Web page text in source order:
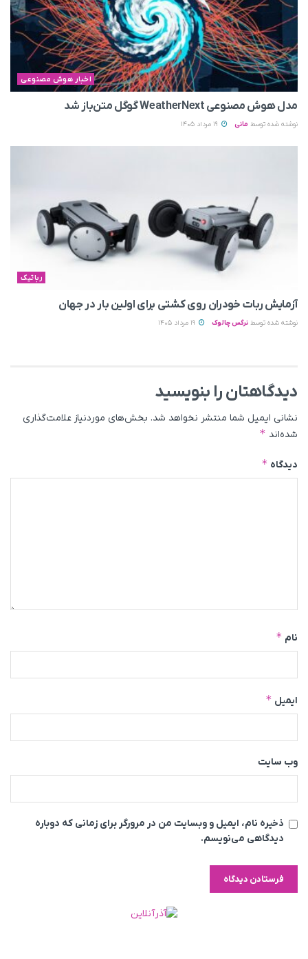
اخبار هوش مصنوعی
مدل هوش مصنوعی WeatherNext گوگل متن‌باز شد
نوشته شده توسط مانی
رباتیک
آزمایش ربات خودران روی کشتی برای اولین بار در جهان
نوشته شده توسط نرگس چالوک
دیدگاهتان را بنویسید
نشانی ایمیل شما منتشر نخواهد شد. بخش‌های موردنیاز علامت‌گذاری
شده‌اند *
دیدگاه *
نام *
ایمیل *
وب‌ سایت
ذخیره نام، ایمیل و وبسایت من در مرورگر برای زمانی که دوباره
دیدگاهی می‌نویسم.